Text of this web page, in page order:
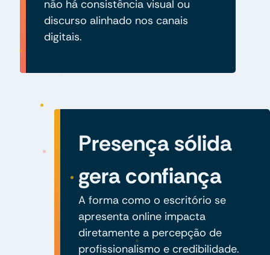
não há consistência visual ou
discurso alinhado nos canais
digitais.
Presença sólida
gera confiança
A forma como o escritório se
apresenta online impacta
diretamente a percepção de
profissionalismo e credibilidade.